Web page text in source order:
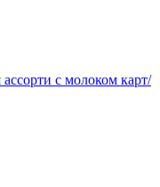
с молоком карт/